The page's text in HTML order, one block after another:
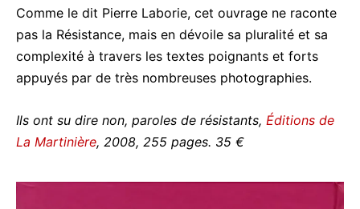
Comme le dit Pierre Laborie, cet ouvrage ne raconte
pas la Résistance, mais en dévoile sa pluralité et sa
complexité à travers les textes poignants et forts
appuyés par de très nombreuses photographies.
Ils ont su dire non, paroles de résistants, Éditions de
La Martinière, 2008, 255 pages. 35 €